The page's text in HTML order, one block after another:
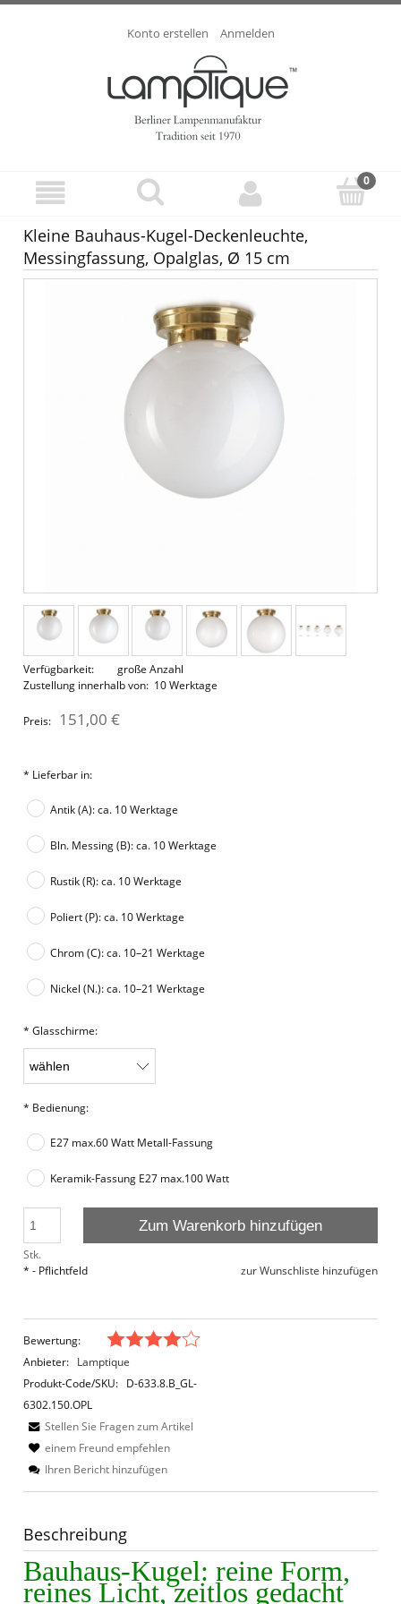
Konto erstellen Anmelden
Kleine Bauhaus-Kugel-Deckenleuchte,
Messingfassung, Opalglas, Ø 15 cm
Verfügbarkeit:
große Anzahl
Zustellung innerhalb von: 10 Werktage
Preis: 151,00 €
* Lieferbar in:
Antik (A): ca. 10 Werktage
Bln. Messing (B): ca. 10 Werktage
Rustik (R): ca. 10 Werktage
Poliert (P): ca. 10 Werktage
Chrom (C): ca. 10–21 Werktage
Nickel (N.): ca. 10–21 Werktage
* Glasschirme:
* Bedienung:
E27 max.60 Watt Metall-Fassung
Keramik-Fassung E27 max.100 Watt
Stk.
Zum Warenkorb hinzufügen
zur Wunschliste hinzufügen
* - Pflichtfeld
Bewertung:
Anbieter: Lamptique
Produkt-Code/SKU: D-633.8.B_GL-
6302.150.OPL
Stellen Sie Fragen zum Artikel
einem Freund empfehlen
Ihren Bericht hinzufügen
Beschreibung
Bauhaus-Kugel: reine Form,
reines Licht, zeitlos gedacht